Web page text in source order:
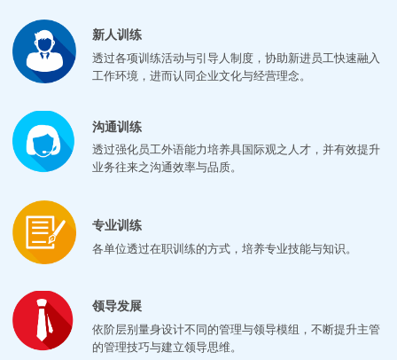
新人训练
透过各项训练活动与引导人制度，协助新进员工快速融入
工作环境，进而认同企业文化与经营理念。
沟通训练
透过强化员工外语能力培养具国际观之人才，并有效提升
业务往来之沟通效率与品质。
专业训练
各单位透过在职训练的方式，培养专业技能与知识。
领导发展
依阶层别量身设计不同的管理与领导模组，不断提升主管
的管理技巧与建立领导思维。